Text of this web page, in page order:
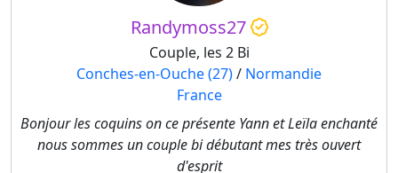
Randymoss27
Couple, les 2 Bi
Conches-en-Ouche (27)/ Normandie
France
Bonjour les coquins on ce présente Yann et Leïla enchanté
nous sommes un couple bi débutant mes très ouvert
d'esprit